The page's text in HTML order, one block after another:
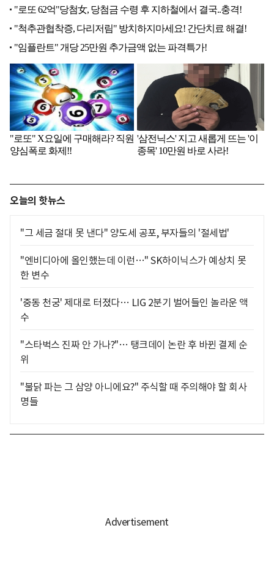
오늘의 핫뉴스
"그 세금 절대 못 낸다" 양도세 공포, 부자들의 '절세법'
"엔비디아에 올인했는데 이런…" SK하이닉스가 예상치 못
한 변수
'중동 천궁' 제대로 터졌다… LIG 2분기 벌어들인 놀라운 액
수
"스타벅스 진짜 안 가나?"… 탱크데이 논란 후 바뀐 결제 순
위
"불닭 파는 그 삼양 아니에요?" 주식할 때 주의해야 할 회사
명들